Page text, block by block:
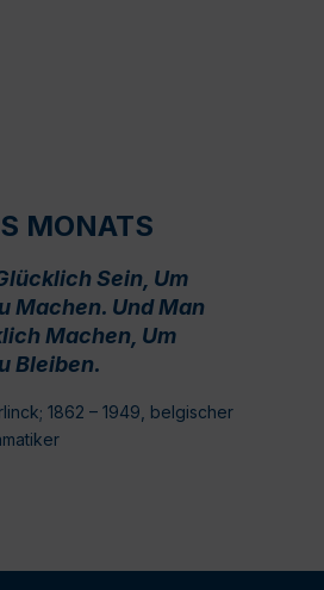
MONATS
Sein, Um
Machen. Und Man
Machen, Um
Bleiben.
1862 – 1949, belgischer